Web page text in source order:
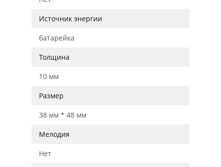
Источник энергии
батарейка
Толщина
10 мм
Размер
38 мм * 48 мм
Мелодия
Нет